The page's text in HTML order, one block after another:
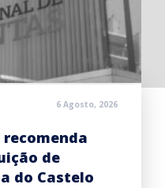
6 Agosto, 2026
de
do Castelo